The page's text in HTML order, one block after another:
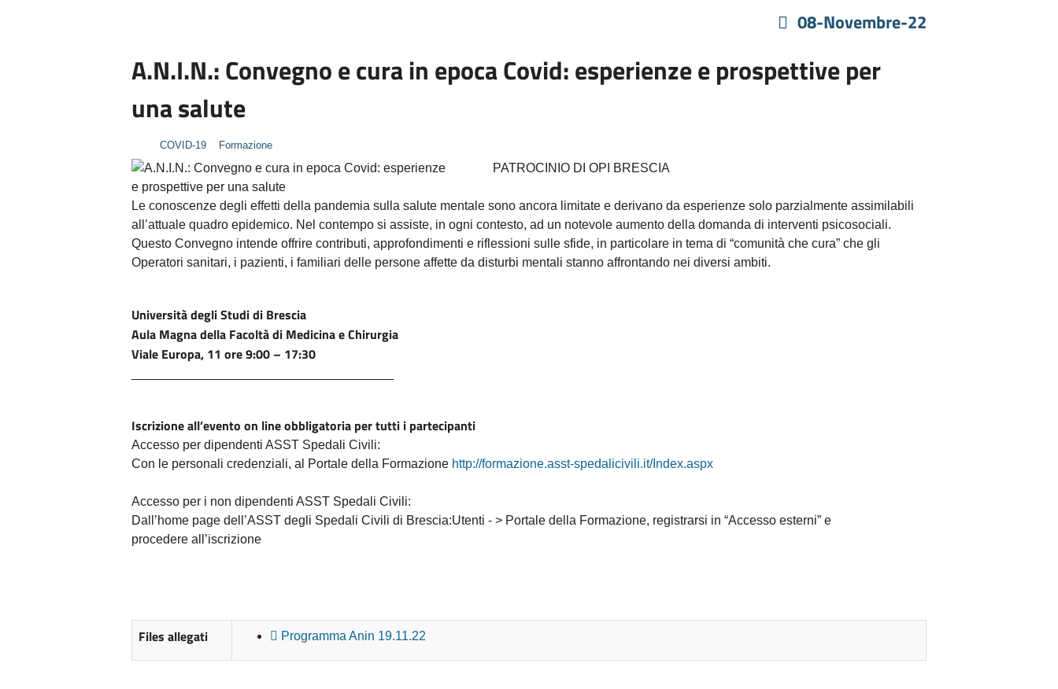
08-Novembre-22
A.N.I.N.: Convegno e cura in epoca Covid: esperienze e prospettive per
una salute
COVID-19 Formazione
PATROCINIO DI OPI BRESCIA
Le conoscenze degli effetti della pandemia sulla salute mentale sono ancora limitate e derivano da esperienze solo parzialmente assimilabili
all’attuale quadro epidemico. Nel contempo si assiste, in ogni contesto, ad un notevole aumento della domanda di interventi psicosociali.
Questo Convegno intende offrire contributi, approfondimenti e riflessioni sulle sfide, in particolare in tema di “comunità che cura” che gli
Operatori sanitari, i pazienti, i familiari delle persone affette da disturbi mentali stanno affrontando nei diversi ambiti.
Università degli Studi di Brescia
Aula Magna della Facoltà di Medicina e Chirurgia
Viale Europa, 11 ore 9:00 – 17:30
Iscrizione all’evento on line obbligatoria per tutti i partecipanti
Accesso per dipendenti ASST Spedali Civili:
Con le personali credenziali, al Portale della Formazione http://formazione.asst-spedalicivili.it/Index.aspx
Accesso per i non dipendenti ASST Spedali Civili:
Dall’home page dell’ASST degli Spedali Civili di Brescia:Utenti - > Portale della Formazione, registrarsi in “Accesso esterni” e
procedere all’iscrizione
Files allegati Programma Anin 19.11.22